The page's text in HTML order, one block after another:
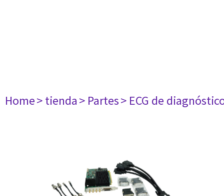
Home> tienda> Partes> ECG de